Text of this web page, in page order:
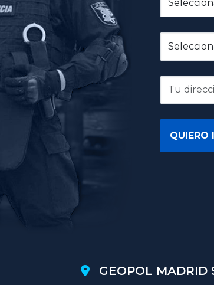
GEOPOL MADRID